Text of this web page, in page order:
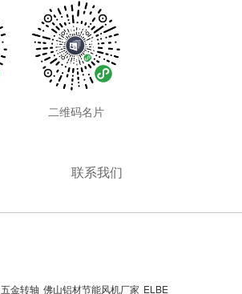
联系我们
二维码名片
五金转轴 佛山铝材节能风机厂家 ELBE